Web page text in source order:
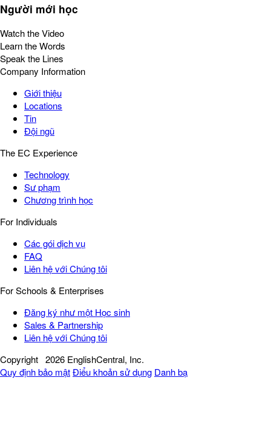
Người mới học
Watch the Video
Learn the Words
Speak the Lines
Company Information
Giới thiệu
Locations
Tin
Đội ngũ
The EC Experience
Technology
Sư phạm
Chương trình học
For Individuals
Các gói dịch vụ
FAQ
Liên hệ với Chúng tôi
For Schools & Enterprises
Đăng ký như một Học sinh
Sales & Partnership
Liên hệ với Chúng tôi
Copyright 2026 EnglishCentral, Inc.
Quy định bảo mậtĐiểu khoản sử dụng Danh bạ